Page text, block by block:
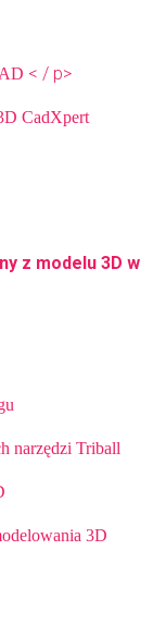
< / p>
CadXpert
z modelu 3D w
narzędzi Triball
3D